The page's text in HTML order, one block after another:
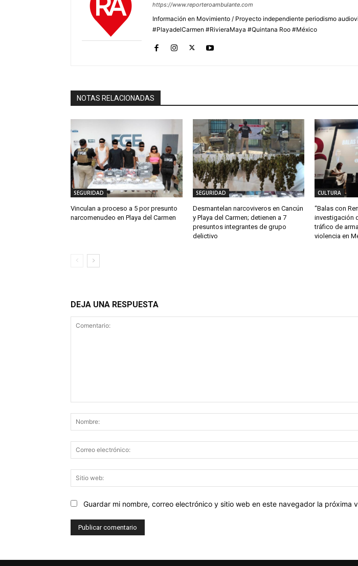
https://www.reporteroambulante.com
Información en Movimiento / Proyecto independiente periodismo
#PlayadelCarmen #RivieraMaya #Quintana Roo #México
NOTAS RELACIONADAS
SEGURIDAD
Vinculan a proceso a 5 por presunto
narcomenudeo en Playa del Carmen
SEGURIDAD
Desmantelan narcoviveros en Cancún
y Playa del Carmen; detienen a 7
presuntos integrantes de grupo
delictivo
CULTURA
“Balas con
investigación
tráfico de
violencia en
DEJA UNA RESPUESTA
Guardar mi nombre, correo electrónico y sitio web en este navegador la próxima